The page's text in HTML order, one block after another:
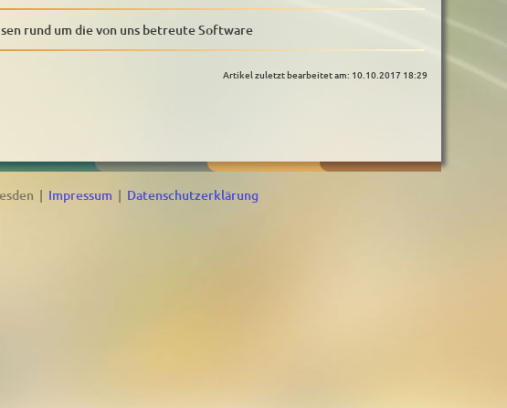
rund um die von uns betreute Software
Artikel zuletzt bearbeitet am: 10.10.2017 18:29
| Impressum | Datenschutzerklärung